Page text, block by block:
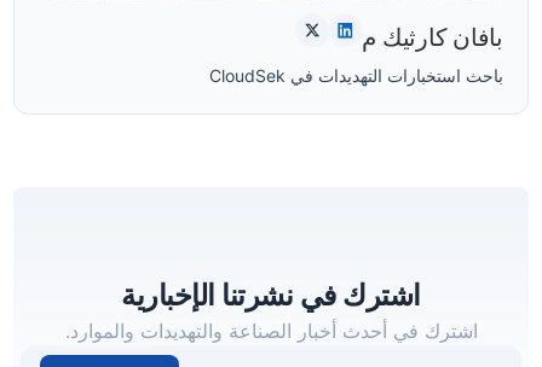
بافان كارثيك م
باحث استخبارات التهديدات في CloudSek
اشترك في نشرتنا الإخبارية
اشترك في أحدث أخبار الصناعة والتهديدات والموارد.